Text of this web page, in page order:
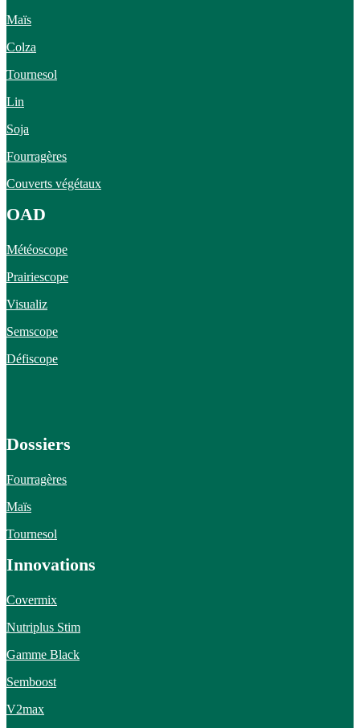
Maïs
Colza
Tournesol
Lin
Soja
Fourragères
Couverts végétaux
OAD
Météoscope
Prairiescope
Visualiz
Semscope
Défiscope
Dossiers
Fourragères
Maïs
Tournesol
Innovations
Covermix
Nutriplus Stim
Gamme Black
Semboost
V2max